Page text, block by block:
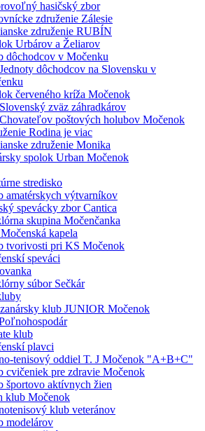
hasičský zbor
združenie Zálesie
združenie RUBÍN
Urbárov a Želiarov
dôchodcov v Močenku
dôchodcov na Slovensku v
červeného kríža Močenok
zväz záhradkárov
poštových holubov Močenok
Rodina je viac
združenie Monika
spolok Urban Močenok
stredisko
amatérskych výtvarníkov
spevácky zbor Cantica
skupina Močenčanka
kapela
tvorivosti pri KS Močenok
speváci
súbor Sečkár
klub JUNIOR Močenok
klub
plavci
tenisový oddiel T. J Močenok "A+B+C"
cvičeniek pre zdravie Močenok
športovo aktívnych žien
klub Močenok
klub veteránov
modelárov